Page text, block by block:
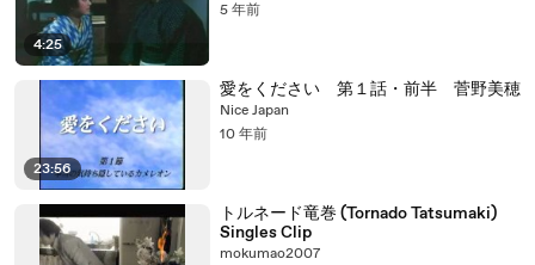
4:25
5 年前
23:56
愛をください 第１話・前半 菅野美穂
Nice Japan
10 年前
トルネード竜巻 (Tornado Tatsumaki)
Singles Clip
mokumao2007